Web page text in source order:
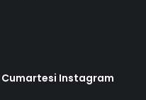
Cumartesi Instagram